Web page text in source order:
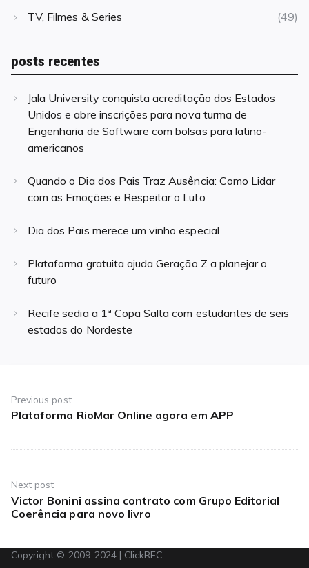
TV, Filmes & Series
(49)
posts recentes
Jala University conquista acreditação dos Estados
Unidos e abre inscrições para nova turma de
Engenharia de Software com bolsas para latino-
americanos
Quando o Dia dos Pais Traz Ausência: Como Lidar
com as Emoções e Respeitar o Luto
Dia dos Pais merece um vinho especial
Plataforma gratuita ajuda Geração Z a planejar o
futuro
Recife sedia a 1ª Copa Salta com estudantes de seis
estados do Nordeste
de
Post
Previous post
Previous
Plataforma RioMar Online agora em APP
Next post
Next
post:
Victor Bonini assina contrato com Grupo Editorial
Coerência para novo livro
Copyright © 2009-2024 | ClickREC